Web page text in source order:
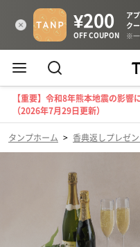
【重要】令和8年熊本地震の影
（2026年7月29日更新）
タンプホーム > 香典返しプレゼ